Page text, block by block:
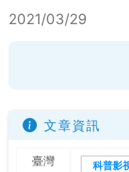
2021/03/29
文章資訊
臺灣 科普影